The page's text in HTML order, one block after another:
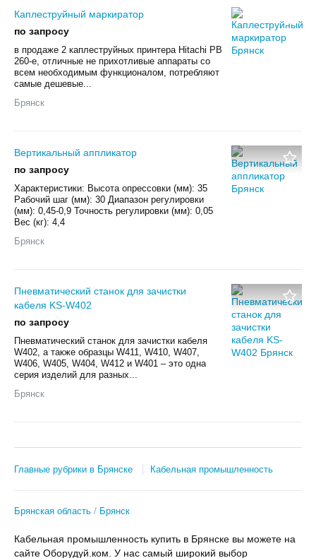
Каплеструйный маркиратор
по запросу
в продаже 2 каплеструйных принтера Hitachi PB
260-e, отличные не прихотливые аппараты со
всем необходимым функционалом, потребляют
самые дешевые...
Брянск
Вертикальный аппликатор
по запросу
Характеристики: Высота опрессовки (мм): 35
Рабочий шаг (мм): 30 Диапазон регулировки
(мм): 0,45-0,9 Точность регулировки (мм): 0,05
Вес (кг): 4,4
Брянск
Пневматический станок для зачистки
кабеля KS-W402
по запросу
Пневматический станок для зачистки кабеля
W402, а также образцы W411, W410, W407,
W406, W405, W404, W412 и W401 – это одна
серия изделий для разных...
Брянск
Главные рубрики в Брянске Кабельная промышленность
Брянская область Брянск
Кабельная промышленность купить в Брянске вы можете на
сайте Оборудуй.ком. У нас самый широкий выбор